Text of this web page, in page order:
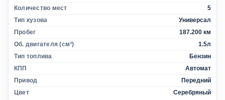
Количество мест
5
Тип кузова
Универсал
Пробег
187.200 км
Об. двигателя (см³)
1.5л
Тип топлива
Бензин
КПП
Автомат
Привод
Передний
Цвет
Серебряный